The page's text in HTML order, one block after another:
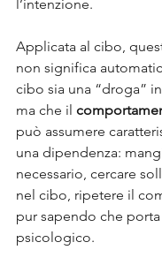
l’intenzione.
Applicata al cibo,
non significa
cibo sia una “droga”
ma che il
può assumere
una dipendenza:
necessario, cercare
nel cibo, ripetere il
pur sapendo che
psicologico.